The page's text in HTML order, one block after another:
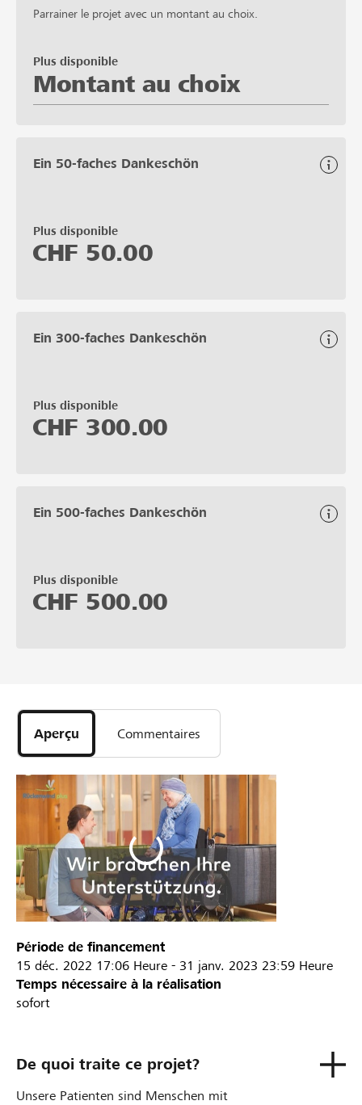
Parrainer le projet avec un montant au choix.
Montant au choix
Plus disponible
Ein 50-faches Dankeschön
Plus disponible
CHF 50.00
Ein 300-faches Dankeschön
Plus disponible
CHF 300.00
Ein 500-faches Dankeschön
Plus disponible
CHF 500.00
Aperçu Commentaires
Période de financement
15 déc. 2022 17:06 Heure - 31 janv. 2023 23:59 Heure
Temps nécessaire à la réalisation
sofort
De quoi traite ce projet?
Unsere Patienten sind Menschen mit